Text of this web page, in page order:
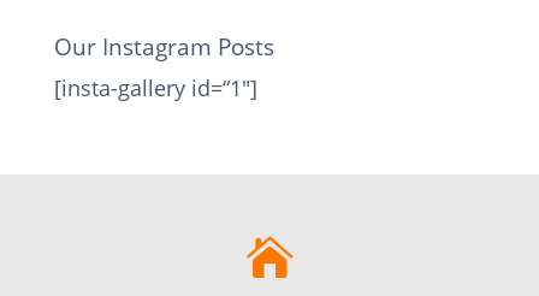
Our Instagram Posts
[insta-gallery id=“1″]
